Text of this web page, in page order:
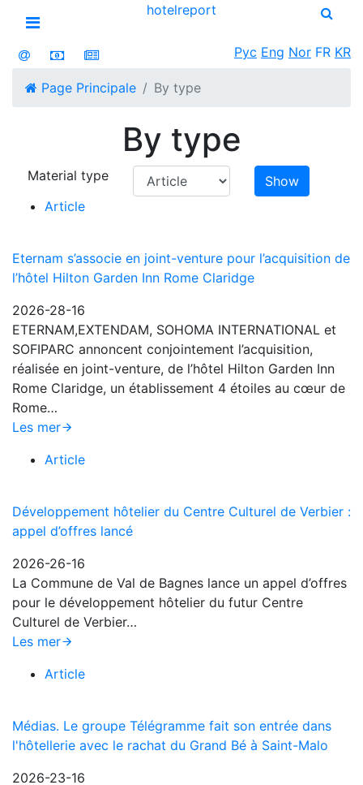
Open menu
hotelreport
Рус Eng Nor FR KR
Page Principale By type
By type
Material type
Show
Article
Eternam s’associe en joint-venture pour l’acquisition de
l’hôtel Hilton Garden Inn Rome Claridge
2026-28-16
ETERNAM,EXTENDAM, SOHOMA INTERNATIONAL et
SOFIPARC annoncent conjointement l’acquisition,
réalisée en joint-venture, de l’hôtel Hilton Garden Inn
Rome Claridge, un établissement 4 étoiles au cœur de
Rome…
Les mer
Article
Développement hôtelier du Centre Culturel de Verbier :
appel d’offres lancé
2026-26-16
La Commune de Val de Bagnes lance un appel d’offres
pour le développement hôtelier du futur Centre
Culturel de Verbier…
Les mer
Article
Médias. Le groupe Télégramme fait son entrée dans
l'hôtellerie avec le rachat du Grand Bé à Saint-Malo
2026-23-16